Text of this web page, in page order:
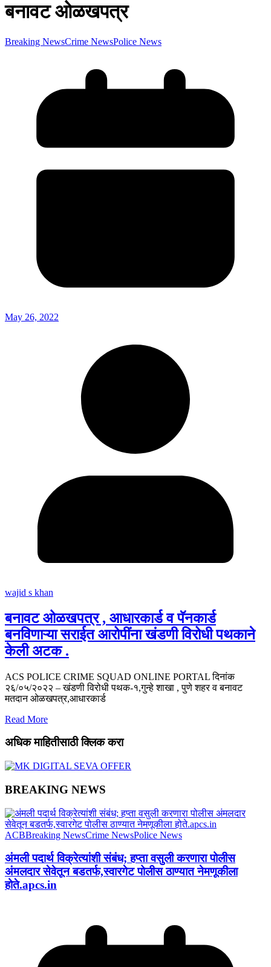
बनावट ओळखपत्र
Breaking NewsCrime NewsPolice News
May 26, 2022
wajid s khan
बनावट ओळखपत्र , आधारकार्ड व पॅनकार्ड
बनविणाऱ्या सराईत आरोपींना खंडणी विरोधी पथकाने
केली अटक .
ACS POLICE CRIME SQUAD ONLINE PORTAL दिनांक
२६/०५/२०२२ – खंडणी विरोधी पथक-१,गुन्हे शाखा , पुणे शहर व बनावट
मतदान ओळखपत्र,आधारकार्ड
Read More
अधिक माहितीसाठी क्लिक करा
BREAKING NEWS
ACBBreaking NewsCrime NewsPolice News
अंमली पदार्थ विक्रेत्यांशी संबंध; हप्ता वसुली करणारा पोलीस
अंमलदार सेवेतून बडतर्फ,स्वारगेट पोलीस ठाण्यात नेमणूकीला
होते.apcs.in